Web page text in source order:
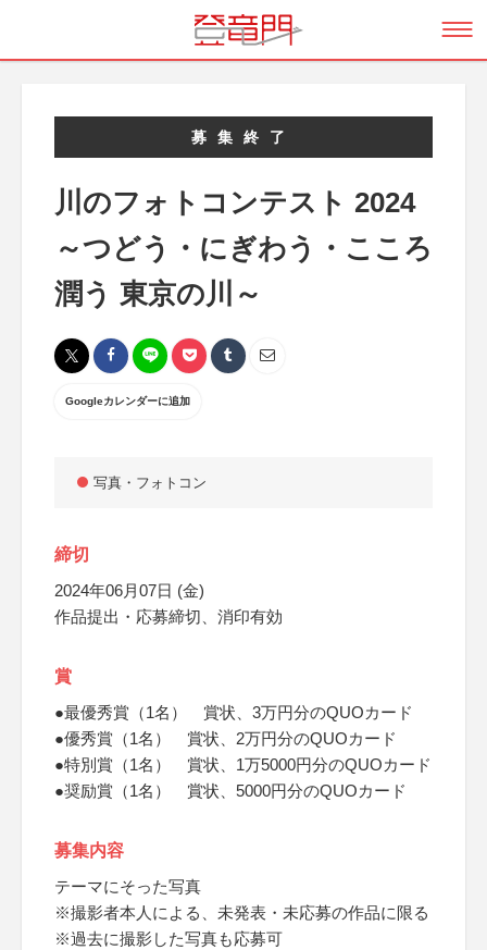
募集終了
川のフォトコンテスト 2024
～つどう・にぎわう・こころ
潤う 東京の川～
Googleカレンダーに追加
写真・フォトコン
締切
2024年06月07日 (金)
作品提出・応募締切、消印有効
賞
●最優秀賞（1名） 賞状、3万円分のQUOカード
●優秀賞（1名） 賞状、2万円分のQUOカード
●特別賞（1名） 賞状、1万5000円分のQUOカード
●奨励賞（1名） 賞状、5000円分のQUOカード
募集内容
テーマにそった写真
※撮影者本人による、未発表・未応募の作品に限る
※過去に撮影した写真も応募可